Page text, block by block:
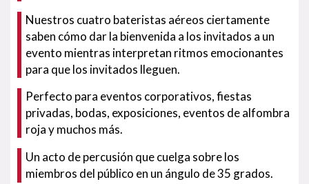
Nuestros cuatro bateristas aéreos ciertamente
saben cómo dar la bienvenida a los invitados a un
evento mientras interpretan ritmos emocionantes
para que los invitados lleguen.
Perfecto para eventos corporativos, fiestas
privadas, bodas, exposiciones, eventos de alfombra
roja y muchos más.
Un acto de percusión que cuelga sobre los
miembros del público en un ángulo de 35 grados.